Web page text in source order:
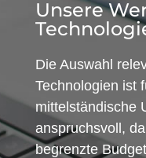
Unsere
Die Auswahl
Technologien ist
mittelständische
anspruchsvoll,
begrenzte